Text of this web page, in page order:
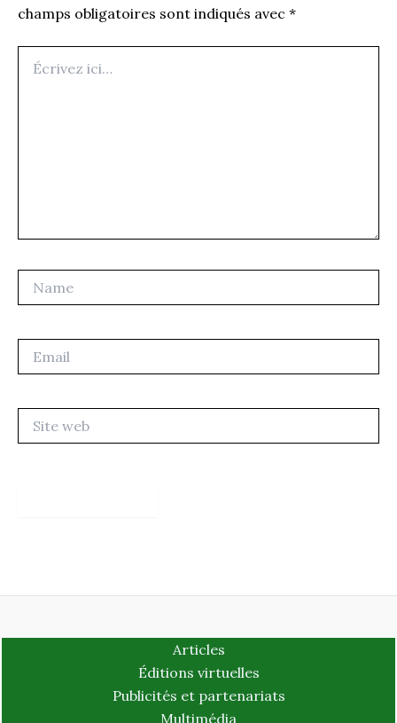
champs obligatoires sont indiqués avec *
ici…
web
Articles
Éditions virtuelles
Publicités et partenariats
Multimédia